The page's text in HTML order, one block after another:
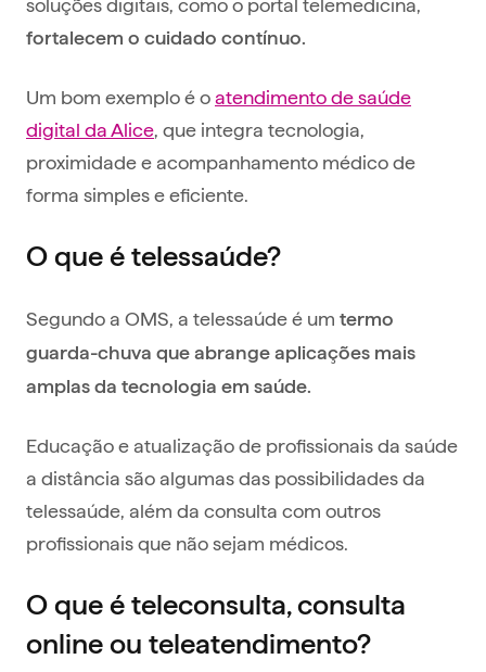
fortalecem o cuidado contínuo.
Um bom exemplo é oatendimento de saúde
digital da Alice, que integra tecnologia,
proximidade e acompanhamento médico de
forma simples e eficiente.
O que é telessaúde?
Segundo a OMS, a telessaúde é um termo
guarda-chuva que abrange aplicações mais
amplas da tecnologia em saúde.
Educação e atualização de profissionais da saúde
a distância são algumas das possibilidades da
telessaúde, além da consulta com outros
profissionais que não sejam médicos.
O que é teleconsulta, consulta
online ou teleatendimento?